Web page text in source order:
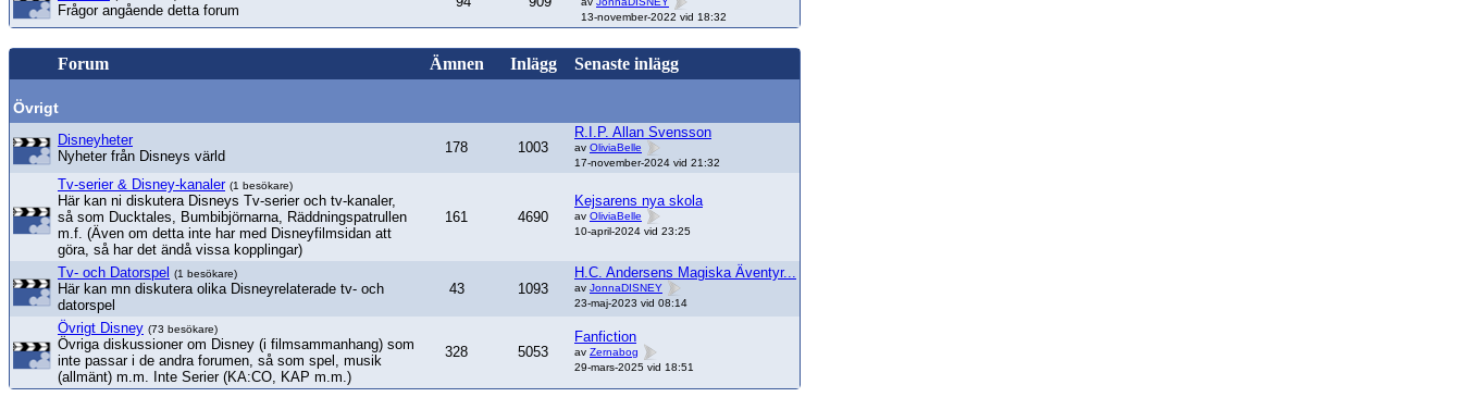
Frågor angående detta forum
13-november-2022 vid 18:32
Forum Ämnen Inlägg Senaste inlägg
Övrigt
Disneyheter
Nyheter från Disneys värld
178 1003
R.I.P. Allan Svensson
av OliviaBelle
17-november-2024 vid 21:32
Tv-serier & Disney-kanaler (1 besökare)
Här kan ni diskutera Disneys Tv-serier och tv-kanaler,
så som Ducktales, Bumbibjörnarna, Räddningspatrullen
m.f. (Även om detta inte har med Disneyfilmsidan att
göra, så har det ändå vissa kopplingar)
161 4690
Kejsarens nya skola
av OliviaBelle
10-april-2024 vid 23:25
Tv- och Datorspel (1 besökare)
Här kan mn diskutera olika Disneyrelaterade tv- och
datorspel
43 1093
H.C. Andersens Magiska Äventyr...
av JonnaDISNEY
23-maj-2023 vid 08:14
Övrigt Disney (73 besökare)
Övriga diskussioner om Disney (i filmsammanhang) som
inte passar i de andra forumen, så som spel, musik
(allmänt) m.m. Inte Serier (KA:CO, KAP m.m.)
328 5053
Fanfiction
av Zernabog
29-mars-2025 vid 18:51